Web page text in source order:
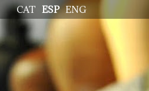
ENG
ESP
CAT